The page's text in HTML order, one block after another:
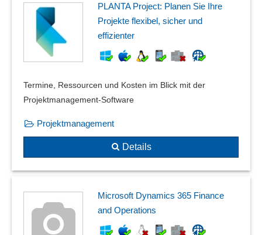
PLANTA Project: Planen Sie Ihre
Projekte flexibel, sicher und
effizienter
Termine, Ressourcen und Kosten im Blick mit der
Projektmanagement-Software
Projektmanagement
Details
Microsoft Dynamics 365 Finance
and Operations